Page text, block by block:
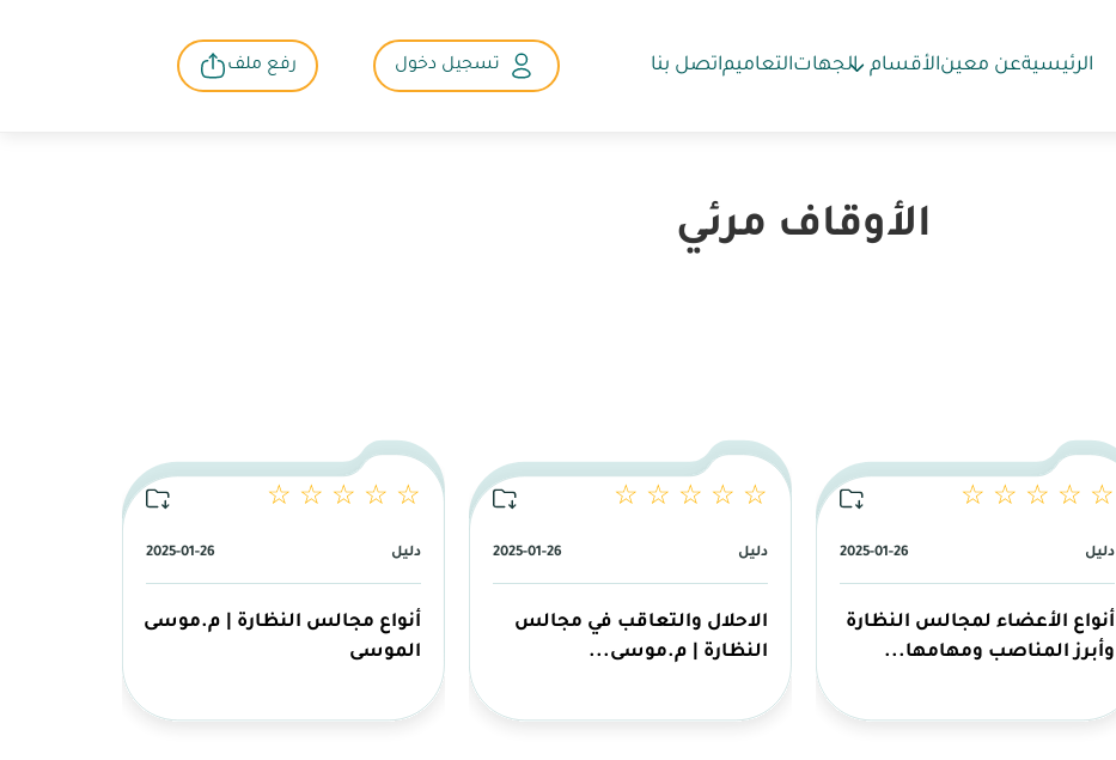
الرئيسيةعن معينالأقسام الجهاتالتعاميماتصل بنا تسجيل دخول رفع ملف
الأوقاف مرئي
☆ ☆ ☆ ☆ ☆
دليل 2025-01-26
أنواع الأعضاء لمجالس النظارة
وأبرز المناصب ومهامها...
☆ ☆ ☆ ☆ ☆
دليل 2025-01-26
الاحلال والتعاقب في مجالس
النظارة | م.موسى...
☆ ☆ ☆ ☆ ☆
دليل 2025-01-26
أنواع مجالس النظارة | م.موسى
الموسى